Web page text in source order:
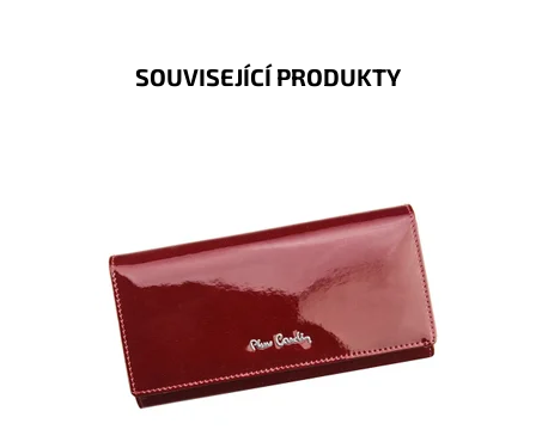
SOUVISEJÍCÍ PRODUKTY
Velmi luxusní kožená peněženka známé značky Pierre
Cardin z velmi příjemné kůže je nezbytným...
Dostupnost:
1287
Značka:
Záruka: